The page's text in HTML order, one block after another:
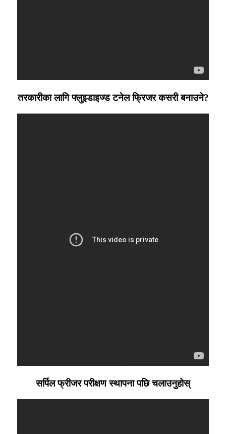
तरकारीका लागि फ्लुइडाइज्ड टनेल फ्रिजर कसरी बनाउने?
सर्पिल फ्रीजर परीक्षण स्थापना पछि चलाउनुहोस्